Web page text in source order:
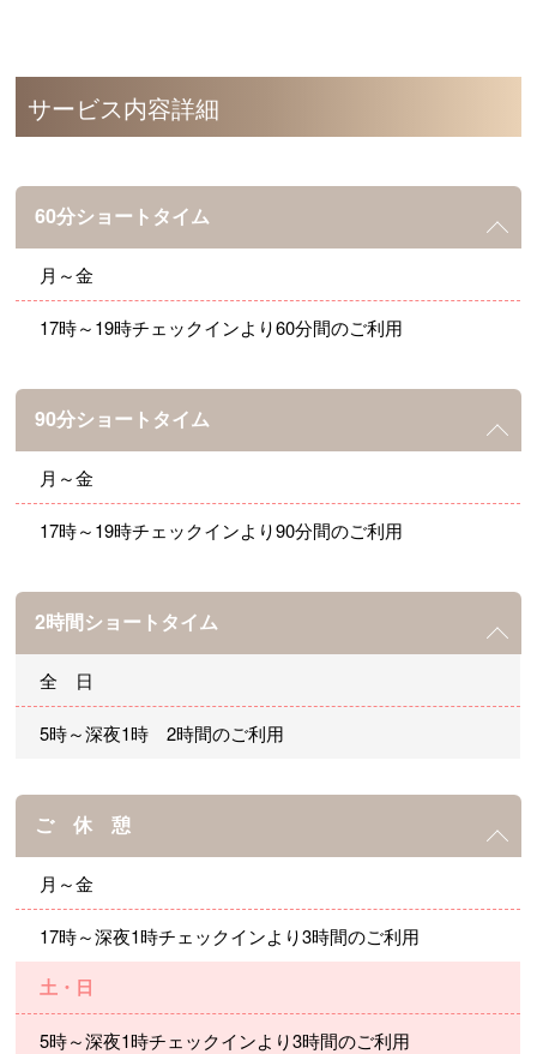
サービス内容詳細
60分ショートタイム
月～金
17時～19時チェックインより60分間のご利用
90分ショートタイム
月～金
17時～19時チェックインより90分間のご利用
2時間ショートタイム
全 日
5時～深夜1時 2時間のご利用
ご 休 憩
月～金
17時～深夜1時チェックインより3時間のご利用
土・日
5時～深夜1時チェックインより3時間のご利用